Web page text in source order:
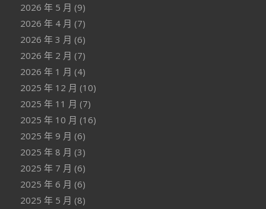
2026 年 5 月 (9)
2026 年 4 月 (7)
2026 年 3 月 (6)
2026 年 2 月 (7)
2026 年 1 月 (4)
2025 年 12 月 (10)
2025 年 11 月 (7)
2025 年 10 月 (16)
2025 年 9 月 (6)
2025 年 8 月 (3)
2025 年 7 月 (6)
2025 年 6 月 (6)
2025 年 5 月 (8)